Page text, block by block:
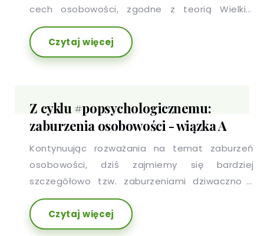
cech osobowości, zgodne z teorią Wielkiej
Piątki. Dziś natomiast, chcielibyśmy rozpocząć
dyskusje dotyczącą zaburzeń osobowości.
Kiedy możemy zatem mówić, o takich właśnie
Czytaj więcej
Z cyklu #popsychologicznemu:
zaburzenia osobowości - wiązka A
Kontynuując rozważania na temat zaburzeń
osobowości, dziś zajmiemy się bardziej
szczegółowo tzw. zaburzeniami dziwaczno -
ekscentrycznymi, czyli wiązką A.
Czytaj więcej